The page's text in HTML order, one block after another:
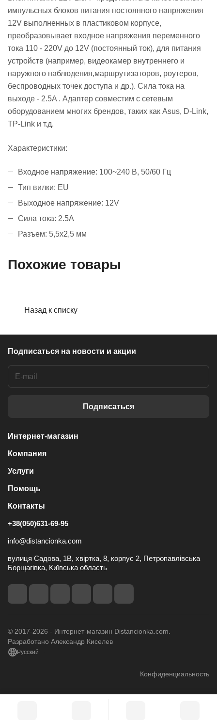
импульсных блоков питания постоянного напряжения
12V выполненных в пластиковом корпусе,
преобразовывает входное напряжения переменного
тока 110 - 220V до 12V (постоянный ток), для питания
устройств (например, видеокамер внутреннего и
наружного наблюдения,маршрутизаторов, роутеров,
беспроводных точек доступа и др.). Сила тока на
выходе - 2.5A . Адаптер совместим с сетевым
оборудованием многих брендов, таких как Asus, D-Link,
TP-Link и т.д.
Характеристики:
Входное напряжение: 100~240 В, 50/60 Гц
Тип вилки: EU
Выходное напряжение: 12V
Сила тока: 2.5A
Разъем: 5,5x2,5 мм
Похожие товары
Назад к списку
Подписаться на новости и акции
Подписаться
Интернет-магазин
Компания
Услуги
Помощь
Контакты
+38(050)631-69-95
info@distancionka.com
вулиця Садова, 1В, хвіртка, 8, корпус 2, Петропавлівська
Борщагівка, Київська область
© 2017-2026 - Интернет-магазин Distancionka.com.
Разработано Александр Киселев
Русский
Конфиденциальность